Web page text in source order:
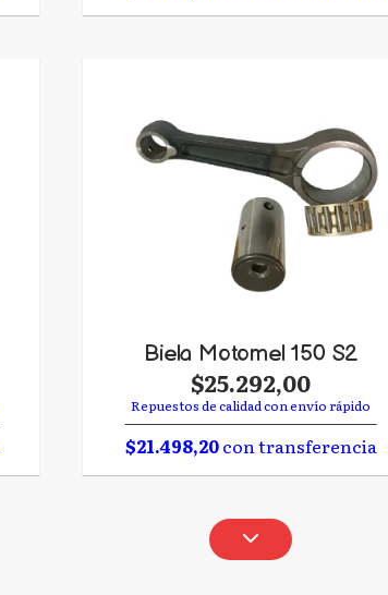
Biela Motomel 150 S2
$25.292,00
Repuestos de calidad con envío rápido
$21.498,20con transferencia